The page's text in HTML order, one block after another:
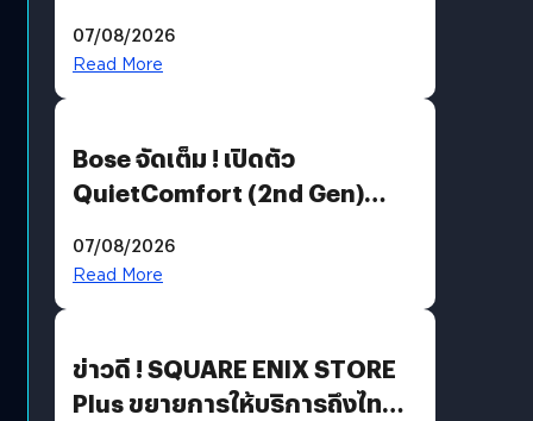
มีภาษาไทยด้วย
07/08/2026
Read More
Bose จัดเต็ม ! เปิดตัว
QuietComfort (2nd Gen)
07/08/2026
Read More
ข่าวดี ! SQUARE ENIX STORE
Plus ขยายการให้บริการถึงไทย